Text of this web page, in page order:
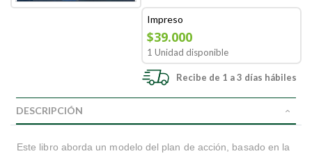
Impreso
$39.000
1 Unidad disponible
Recibe de 1 a 3 días hábiles
DESCRIPCIÓN
Este libro aborda un modelo del plan de acción, basado en la